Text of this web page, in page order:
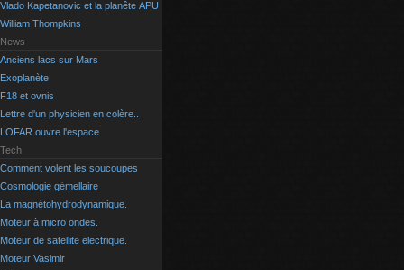
Vlado Kapetanovic et la planête APU
William Thompkins
News
Anciens lacs sur Mars
Exoplanète
F18 et ovnis
Lettre d'un physicien en colère..
LOFAR ouvre l'espace.
Tech
Comment volent les soucoupes
Cosmologie gémellaire
La magnétohydrodynamique.
Moteur à micro ondes.
Moteur de satellite electrique.
Moteur Vasimir